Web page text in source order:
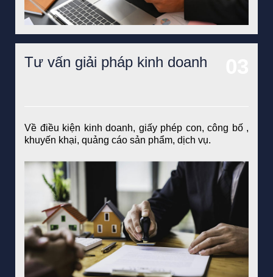
Tư vấn giải pháp kinh doanh
Về điều kiện kinh doanh, giấy phép con, công bố ,
khuyến khại, quảng cáo sản phẩm, dịch vụ.